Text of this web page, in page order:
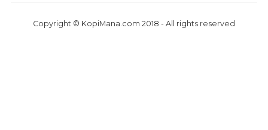
Copyright © KopiMana.com 2018 - All rights reserved